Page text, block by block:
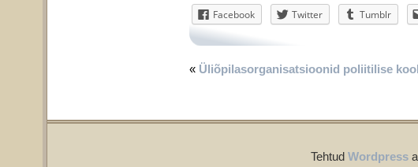
Facebook Twitter Tumblr
« Üliõpilasorganisatsioonid poliitilise
Tehtud Wordpress